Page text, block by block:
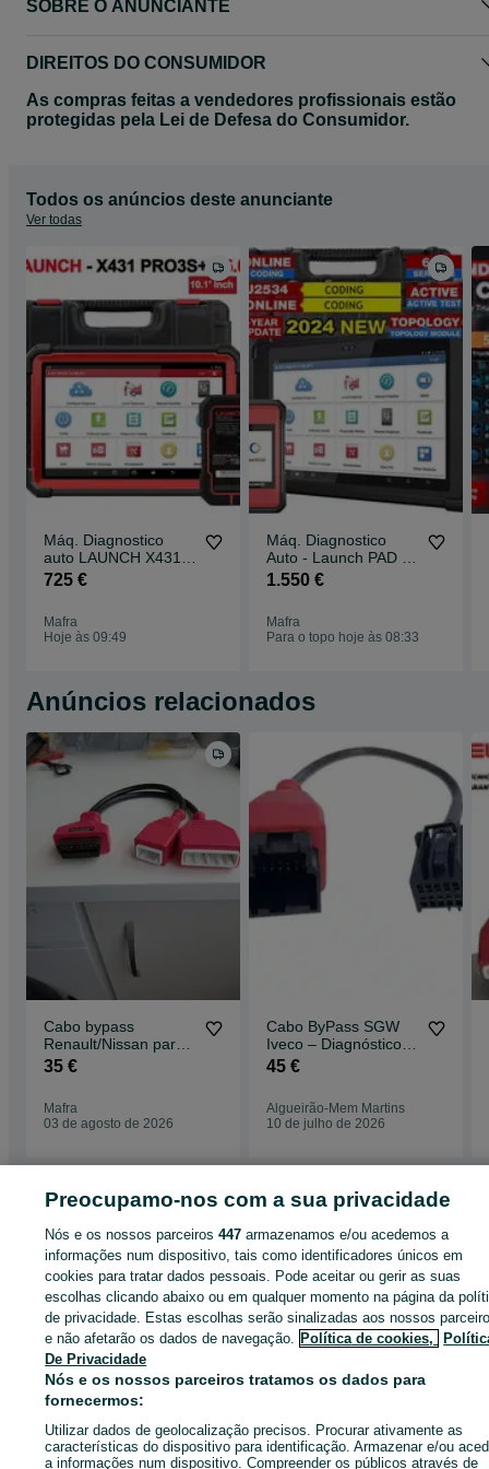
SOBRE O ANUNCIANTE
DIREITOS DO CONSUMIDOR
As compras feitas a vendedores profissionais estão
protegidas pela Lei de Defesa do Consumidor.
Todos os anúncios deste anunciante
Ver todas
Máq. Diagnostico
auto LAUNCH X431
PRO3S + Plus 10.1 "
725 €
Mafra
Hoje às 09:49
Máq. Diagnostico
Auto - Launch PAD V
Elite J2534 SmartLink
1.550 €
Mafra
Para o topo hoje às 08:33
Anúncios relacionados
Cabo bypass
Renault/Nissan para
abrir Gateway
35 €
Mafra
03 de agosto de 2026
Cabo ByPass SGW
Iveco – Diagnóstico
Avançado
45 €
Algueirão-Mem Martins
10 de julho de 2026
Página principal Peças e acessórios Peças automóveis
Sistema elétrico,
Sistema elétrico do motor
Sistema elétrico do motor - Lisboa
Sistema elétrico do motor - Mafra
CATEGORIA
ID:625678081 Cliques:
Ligar / SMS
Preocupamo-nos com a sua privacidade
Nós e os nossos parceiros447 armazenamos e/ou acedemos a
informações num dispositivo, tais como identificadores únicos em
cookies para tratar dados pessoais. Pode aceitar ou gerir as suas
escolhas clicando abaixo ou em qualquer momento na página da
de privacidade. Estas escolhas serão sinalizadas aos nossos
e não afetarão os dados de navegação. Política de cookies,
De Privacidade
Nós e os nossos parceiros tratamos os dados para
fornecermos:
Utilizar dados de geolocalização precisos. Procurar ativamente as
características do dispositivo para identificação. Armazenar e/ou
a informações num dispositivo. Compreender os públicos através de